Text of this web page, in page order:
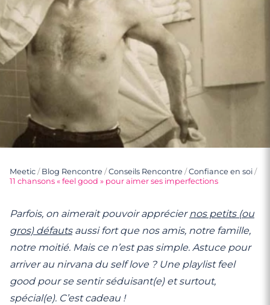
Meetic / Blog Rencontre /Conseils Rencontre /Confiance en soi /
11 chansons « feel good » pour aimer ses imperfections
Parfois, on aimerait pouvoir appréciernos petits (ou
gros) défautsaussi fort que nos amis, notre famille,
notre moitié. Mais ce n’est pas simple. Astuce pour
arriver au nirvana du self love ? Une playlist feel
good pour se sentir séduisant(e) et surtout,
spécial(e). C’est cadeau !